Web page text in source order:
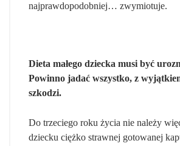
najprawdopodobniej… zwymiotuje.
Dieta małego dziecka musi być
Powinno jadać wszystko, z
szkodzi.
Do trzeciego roku życia nie należy
dziecku ciężko strawnej gotowanej